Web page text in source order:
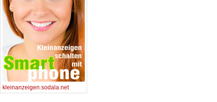
kleinanzeigen.sodala.net